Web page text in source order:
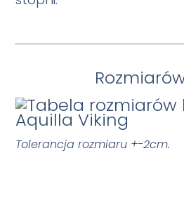
Tolerancja rozmiaru +-2cm.